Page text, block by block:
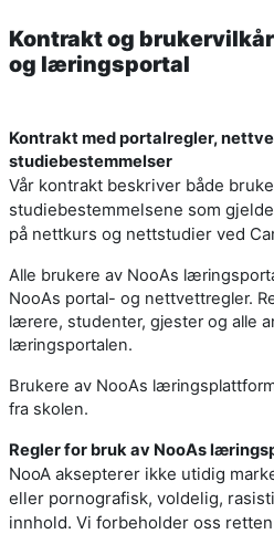
Kontrakt og
og læringsportal
Kontrakt med portalregler,
studiebestemmelser
Vår kontrakt beskriver både
studiebestemmelsene som
på nettkurs og nettstudier ved
Alle brukere av NooAs
NooAs portal- og nettvettregler.
lærere, studenter, gjester og alle
læringsportalen.
Brukere av NooAs
fra skolen.
Regler for bruk av NooAs
NooA aksepterer ikke utidig
eller pornografisk, voldelig,
innhold. Vi forbeholder oss